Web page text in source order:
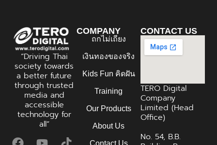
“Driving Thai
society towards
a better future
through trusted
media and
accessible
technology for
all”
COMPANY
ถกไม่เถียง
เงินทองของจริง
Kids Fun คิดฝัน
Training
Our Products
About Us
Contact Us
CONTACT US
TERO Digital
Company
Limited (Head
Office)
No. 54, B.B.